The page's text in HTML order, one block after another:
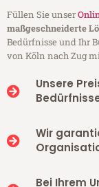
Füllen Sie unser
maßgeschneiderte
Bedürfnisse und Ihr
von Köln nach Zug
Unsere
Wir
Bei Ihrem